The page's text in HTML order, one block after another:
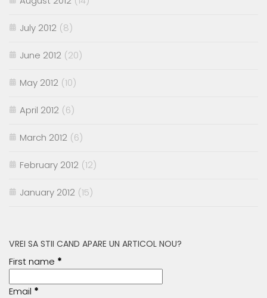
July 2012 (8)
June 2012 (20)
May 2012 (10)
April 2012 (6)
March 2012 (6)
February 2012 (12)
January 2012 (15)
VREI SA STII CAND APARE UN ARTICOL NOU?
First name *
Email *